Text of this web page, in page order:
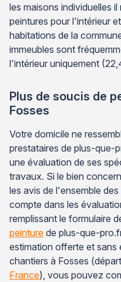
les maisons individuelles
peintures pour l'intérieur
habitations de la
immeubles sont
l'intérieur uniquement
Plus de soucis de
Fosses
Votre domicile ne
prestataires de plus-que-
une évaluation de ses
travaux. Si le bien
les avis de l'ensemble
compte dans les
remplissant le formulaire
peinture de plus-que-
estimation offerte et sans
chantiers à Fosses
France), vous pouvez